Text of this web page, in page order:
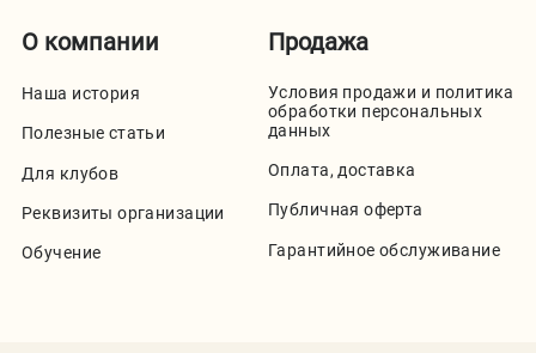
О компании
Наша история
Полезные статьи
Для клубов
Реквизиты организации
Обучение
Продажа
Условия продажи и политика
обработки персональных
данных
Оплата, доставка
Публичная оферта
Гарантийное обслуживание